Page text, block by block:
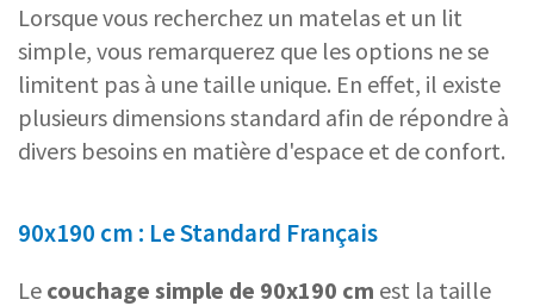
Lorsque vous recherchez un matelas et un lit
simple, vous remarquerez que les options ne se
limitent pas à une taille unique. En effet, il existe
plusieurs dimensions standard afin de répondre à
divers besoins en matière d'espace et de confort.
90x190 cm : Le Standard Français
Le couchage simple de 90x190 cm est la taille